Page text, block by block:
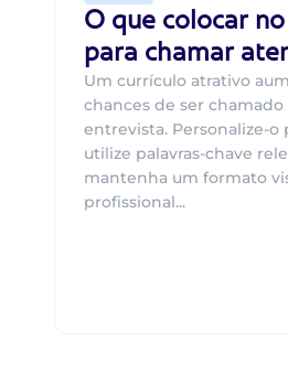
O que colocar
para chamar
Um currículo atrativo
chances de ser chamado
entrevista. Personalize-o
utilize palavras-chave
mantenha um formato
profissional...